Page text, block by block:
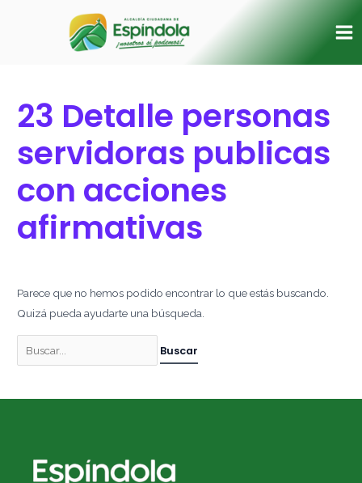
23 Detalle personas
servidoras publicas
con acciones
afirmativas
Parece que no hemos podido encontrar lo que estás buscando.
Quizá pueda ayudarte una búsqueda.